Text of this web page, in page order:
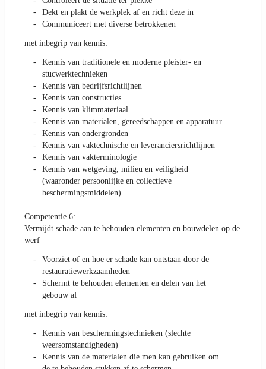
Dekt en plakt de werkplek af en richt deze in
Communiceert met diverse betrokkenen
met inbegrip van kennis:
Kennis van traditionele en moderne pleister- en
stucwerktechnieken
Kennis van bedrijfsrichtlijnen
Kennis van constructies
Kennis van klimmateriaal
Kennis van materialen, gereedschappen en apparatuur
Kennis van ondergronden
Kennis van vaktechnische en leveranciersrichtlijnen
Kennis van vakterminologie
Kennis van wetgeving, milieu en veiligheid
(waaronder persoonlijke en collectieve
beschermingsmiddelen)
Competentie 6:
Vermijdt schade aan te behouden elementen en bouwdelen op de
werf
Voorziet of en hoe er schade kan ontstaan door de
restauratiewerkzaamheden
Schermt te behouden elementen en delen van het
gebouw af
met inbegrip van kennis:
Kennis van beschermingstechnieken (slechte
weersomstandigheden)
Kennis van de materialen die men kan gebruiken om